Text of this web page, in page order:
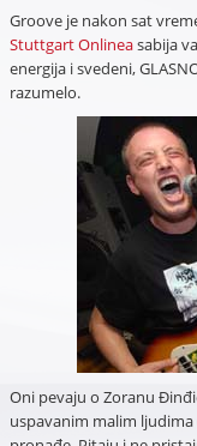
Groove je nakon sat
Stuttgart Onlineasabija
energija i svedeni,
razumelo.
Oni pevaju o Zoranu
uspavanim malim ljudima